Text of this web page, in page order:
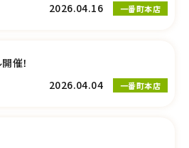
2026.04.16
一番町本店
催！
2026.04.04
一番町本店